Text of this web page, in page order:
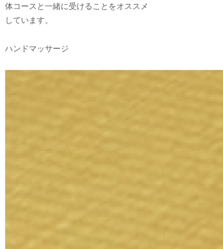
体コースと一緒に受けることをオススメ
しています。
ハンドマッサージ